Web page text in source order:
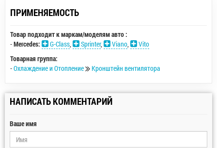
ПРИМЕНЯЕМОСТЬ
Товар подходит к маркам/моделям авто :
-Mercedes: G-Class, Sprinter, Viano,
Vito
Товарная группа:
-Охлаждение и Отопление Кронштейн вентилятора
НАПИСАТЬ КОММЕНТАРИЙ
Ваше имя